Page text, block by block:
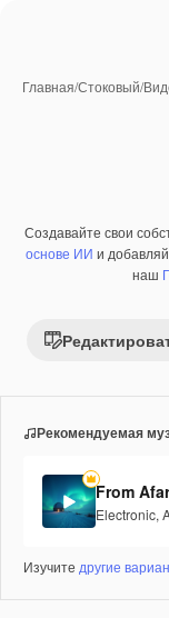
Главная/Стоковый/
Премиум
Создавайте свои
основе ИИ и
наш
Рекомендуемая
From Afar
Electronic,
Изучите другие